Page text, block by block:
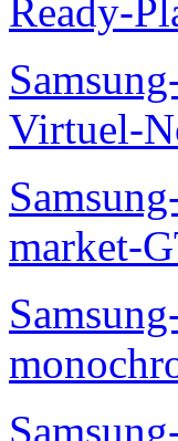
Ready-
Virtuel-
market-